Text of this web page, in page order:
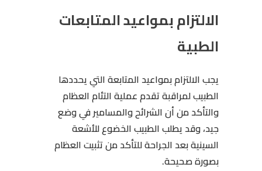
الالتزام بمواعيد المتابعات
الطبية
يجب الالتزام بمواعيد المتابعة التي يحددها
الطبيب لمراقبة تقدم عملية التئام العظام
والتأكد من أن الشرائح والمسامير في وضع
جيد، وقد يطلب الطبيب الخضوع للأشعة
السينية بعد الجراحة للتأكد من تثبيت العظام
بصورة صحيحة.